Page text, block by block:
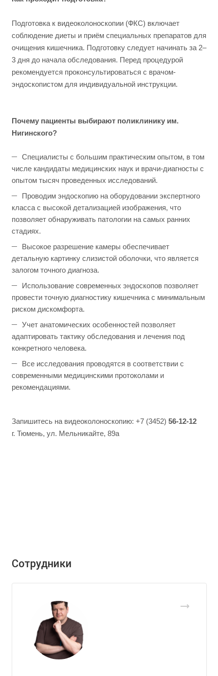
Подготовка к видеоколоноскопии (ФКС) включает
соблюдение диеты и приём специальных препаратов для
очищения кишечника. Подготовку следует начинать за 2–
3 дня до начала обследования. Перед процедурой
рекомендуется проконсультироваться с врачом-
эндоскопистом для индивидуальной инструкции.
Почему пациенты выбирают поликлинику им.
Нигинского?
Специалисты с большим практическим опытом, в том
числе кандидаты медицинских наук и врачи-диагносты с
опытом тысяч проведенных исследований.
Проводим эндоскопию на оборудовании экспертного
класса с высокой детализацией изображения, что
позволяет обнаруживать патологии на самых ранних
стадиях.
Высокое разрешение камеры обеспечивает
детальную картинку слизистой оболочки, что является
залогом точного диагноза.
Использование современных эндоскопов позволяет
провести точную диагностику кишечника с минимальным
риском дискомфорта.
Учет анатомических особенностей позволяет
адаптировать тактику обследования и лечения под
конкретного человека.
Все исследования проводятся в соответствии с
современными медицинскими протоколами и
рекомендациями.
Запишитесь на видеоколоноскопию: +7 (3452) 56-12-12
г. Тюмень, ул. Мельникайте, 89а
Сотрудники